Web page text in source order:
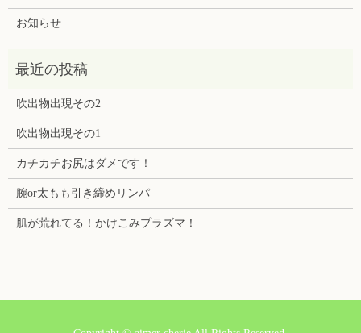
お知らせ
吹出物出現その2
吹出物出現その1
カチカチお尻はダメです！
腕or太もも引き締めリンパ
肌が荒れてる！かけこみプラズマ！